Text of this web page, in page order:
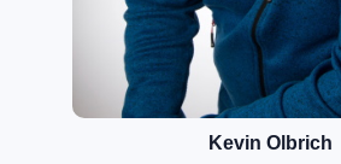
Kevin Olbrich